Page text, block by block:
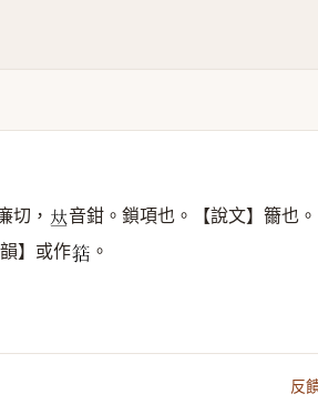
切， 𠀤音鉗。鎖項也。【說文】籋也。
】或作𥮠 。
反